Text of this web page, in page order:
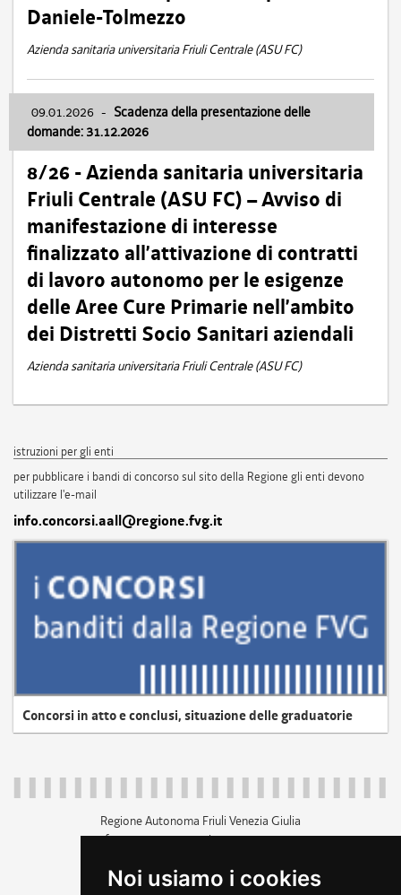
Noi usiamo i cookies
Daniele-Tolmezzo
Azienda sanitaria universitaria Friuli Centrale (ASU FC)
09.01.2026 - Scadenza della presentazione delle
domande: 31.12.2026
8/26 - Azienda sanitaria universitaria
Friuli Centrale (ASU FC) – Avviso di
manifestazione di interesse
finalizzato all’attivazione di contratti
di lavoro autonomo per le esigenze
delle Aree Cure Primarie nell’ambito
dei Distretti Socio Sanitari aziendali
Azienda sanitaria universitaria Friuli Centrale (ASU FC)
istruzioni per gli enti
per pubblicare i bandi di concorso sul sito della Regione gli enti devono
utilizzare l'e-mail
info.concorsi.aall@regione.fvg.it
Concorsi in atto e conclusi, situazione delle graduatorie
Regione Autonoma Friuli Venezia Giulia
c.f. 80014930327; p.iva 00526040324
+39 040 3771111